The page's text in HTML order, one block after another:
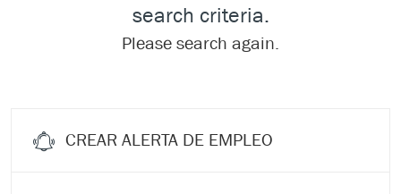
search criteria.
Please search again.
CREAR ALERTA DE EMPLEO